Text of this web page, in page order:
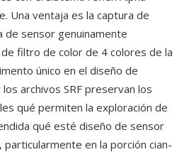
Una ventaja es la captura de
de sensor genuinamente
filtro de color de 4 colores de la
único en el diseño de
archivos SRF preservan los
qué permiten la exploración de
qué esté diseño de sensor
en la porción cian-